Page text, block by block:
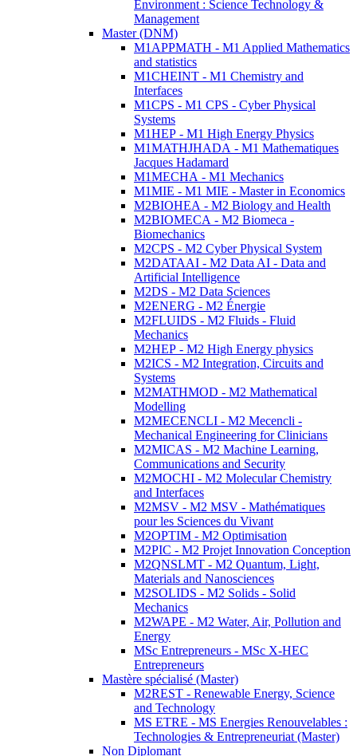
Environment : Science Technology &
Management
Master (DNM)
M1APPMATH - M1 Applied Mathematics
and statistics
M1CHEINT - M1 Chemistry and
Interfaces
M1CPS - M1 CPS - Cyber Physical
Systems
M1HEP - M1 High Energy Physics
M1MATHJHADA - M1 Mathematiques
Jacques Hadamard
M1MECHA - M1 Mechanics
M1MIE - M1 MIE - Master in Economics
M2BIOHEA - M2 Biology and Health
M2BIOMECA - M2 Biomeca -
Biomechanics
M2CPS - M2 Cyber Physical System
M2DATAAI - M2 Data AI - Data and
Artificial Intelligence
M2DS - M2 Data Sciences
M2ENERG - M2 Énergie
M2FLUIDS - M2 Fluids - Fluid
Mechanics
M2HEP - M2 High Energy physics
M2ICS - M2 Integration, Circuits and
Systems
M2MATHMOD - M2 Mathematical
Modelling
M2MECENCLI - M2 Mecencli -
Mechanical Engineering for Clinicians
M2MICAS - M2 Machine Learning,
Communications and Security
M2MOCHI - M2 Molecular Chemistry
and Interfaces
M2MSV - M2 MSV - Mathématiques
pour les Sciences du Vivant
M2OPTIM - M2 Optimisation
M2PIC - M2 Projet Innovation Conception
M2QNSLMT - M2 Quantum, Light,
Materials and Nanosciences
M2SOLIDS - M2 Solids - Solid
Mechanics
M2WAPE - M2 Water, Air, Pollution and
Energy
MSc Entrepreneurs - MSc X-HEC
Entrepreneurs
Mastère spécialisé (Master)
M2REST - Renewable Energy, Science
and Technology
MS ETRE - MS Energies Renouvelables :
Technologies & Entrepreneuriat (Master)
Non Diplomant